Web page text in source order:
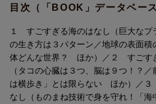
目次（「BOOK」データベー
１ すごすぎる海のはなし（巨大なプ
の生き方は３パターン／地球の表面積
体どんな世界？ ほか）／２ すごす
（タコの心臓は３つ、脳は９つ！？
は横歩き」とは限らない ほか）／
なし（ものまね技術で身を守れ！「海